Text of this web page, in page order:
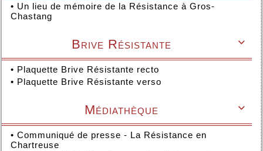
• Un lieu de mémoire de la Résistance à Gros-
Chastang

Brive Résistante
• Plaquette Brive Résistante recto
• Plaquette Brive Résistante verso

Médiathèque
• Communiqué de presse - La Résistance en
Chartreuse